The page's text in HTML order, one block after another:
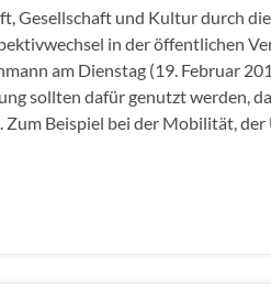
Gesellschaft und Kultur durch die
in der öffentlichen
am Dienstag (19. Februar
sollten dafür genutzt werden,
Beispiel bei der Mobilität,